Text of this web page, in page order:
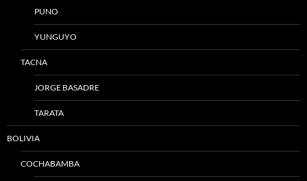
PUNO
YUNGUYO
TACNA
JORGE BASADRE
TARATA
BOLIVIA
COCHABAMBA